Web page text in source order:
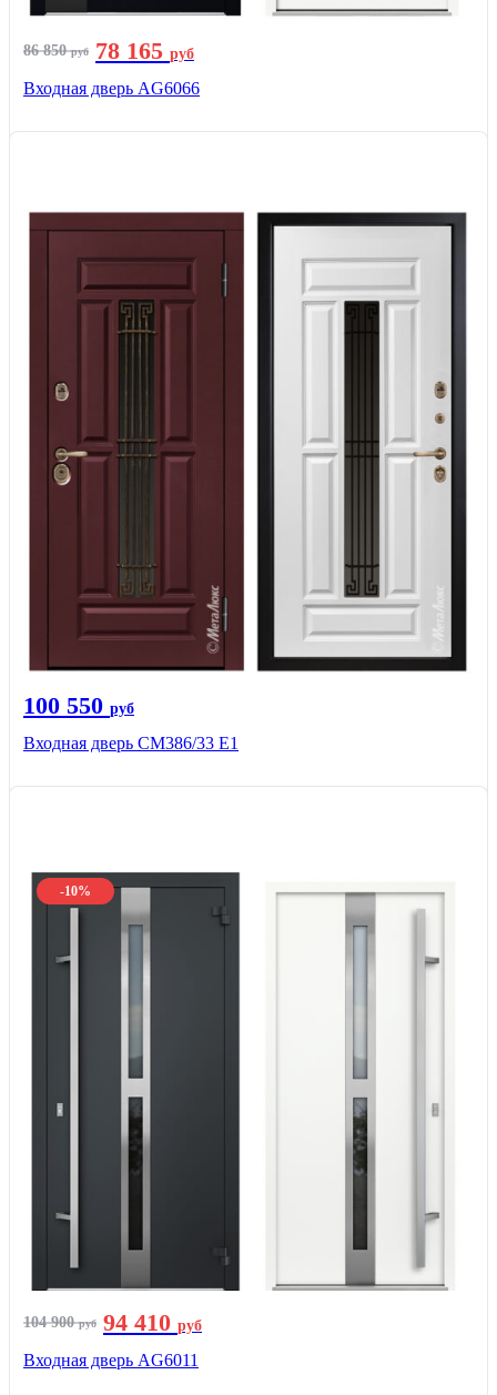
86 850руб 78 165 руб
Входная дверь AG6066
100 550 руб
Входная дверь СМ386/33 Е1
-10%
104 900руб 94 410 руб
Входная дверь AG6011